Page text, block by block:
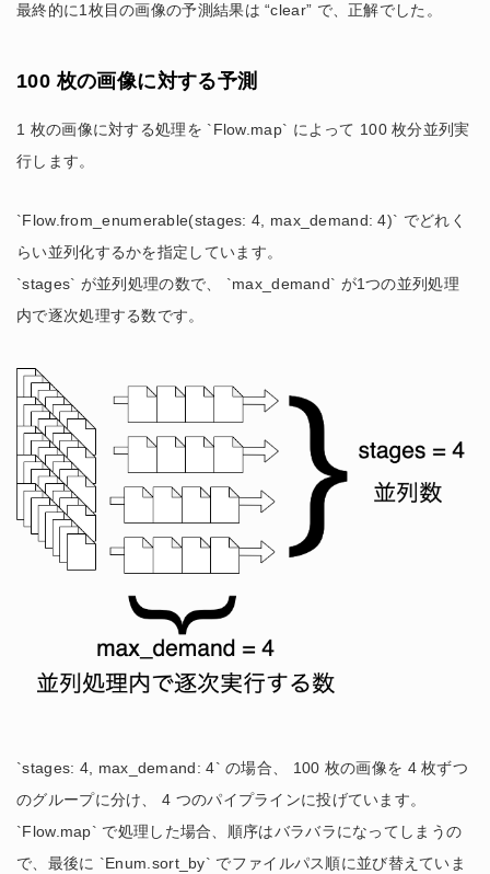
最終的に1枚目の画像の予測結果は “clear” で、正解でした。
100 枚の画像に対する予測
1 枚の画像に対する処理を `Flow.map` によって 100 枚分並列実
行します。
`Flow.from_enumerable(stages: 4, max_demand: 4)` でどれく
らい並列化するかを指定しています。
`stages` が並列処理の数で、 `max_demand` が1つの並列処理
内で逐次処理する数です。
`stages: 4, max_demand: 4` の場合、 100 枚の画像を 4 枚ずつ
のグループに分け、 4 つのパイプラインに投げています。
`Flow.map` で処理した場合、順序はバラバラになってしまうの
で、最後に `Enum.sort_by` でファイルパス順に並び替えていま